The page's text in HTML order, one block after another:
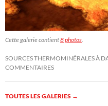
Cette galerie contient8 photos.
SOURCES THERMOMINÉRALES À
COMMENTAIRES
TOUTES LES GALERIES →